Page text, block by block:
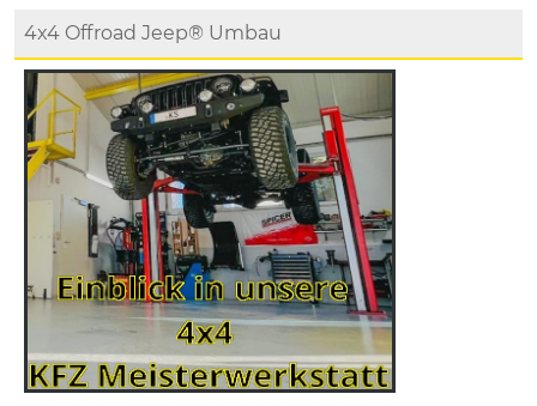
4x4 Offroad Jeep® Umbau